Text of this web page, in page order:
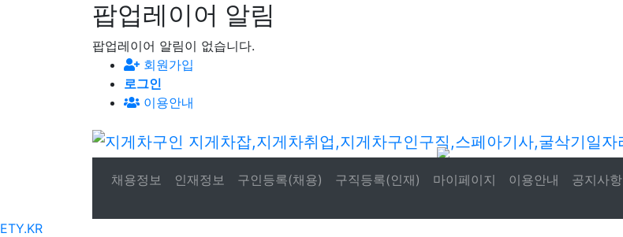
팝업레이어 알림
팝업레이어 알림이 없습니다.
회원가입
로그인
이용안내
채용정보 인재정보 구인등록(채용) 구직등록(인재) 마이페이지 이용안내 공지사항
ETY.KR